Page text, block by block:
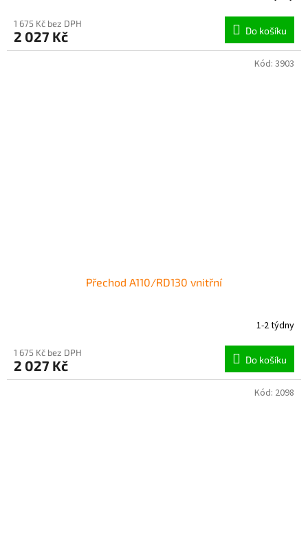
1 675 Kč bez DPH
2 027 Kč Do košíku
Přechod A110/RD130 vnitřní
1-2 týdny
1 675 Kč bez DPH
2 027 Kč Do košíku
Kód: 3903
Kód: 2098